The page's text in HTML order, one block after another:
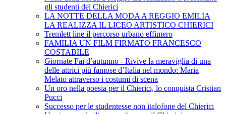
gli studenti del Chierici
LA NOTTE DELLA MODA A REGGIO EMILIA
LA REALIZZA IL LICEO ARTISTICO CHIERICI
Tremlett line il percorso urbano effimero
FAMILIA UN FILM FIRMATO FRANCESCO
COSTABILE
Giornate Fai d’autunno - Rivive la meraviglia di una
delle attrici più famose d’Italia nel mondo: Maria
Melato attraverso i costumi di scena
Un oro nella poesia per il Chierici, lo conquista Cristian
Pucci
Successo per le studentesse non italofone del Chierici